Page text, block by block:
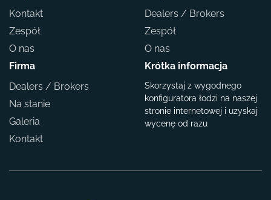
Kontakt
Zespół
O nas
Dealers / Brokers
Zespół
O nas
Firma
Dealers / Brokers
Na stanie
Galeria
Kontakt
Krótka informacja
Skorzystaj z wygodnego
konfiguratora łodzi na naszej
stronie internetowej i uzyskaj
wycenę od razu